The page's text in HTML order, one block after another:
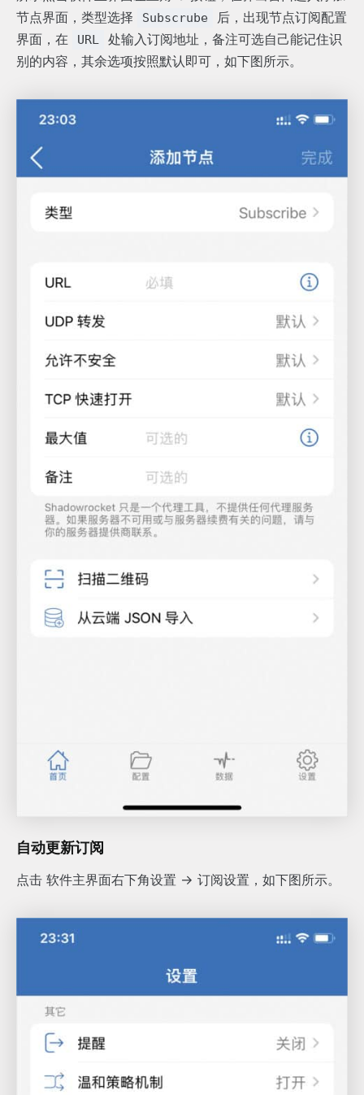
节点界面，类型选择
Subscrube
后，出现节点订阅配置
界面，在
URL
处输入订阅地址，备注可选自己能记住识
别的内容，其余选项按照默认即可，如下图所示。
自动更新订阅
点击 软件主界面右下角设置 -> 订阅设置，如下图所示。